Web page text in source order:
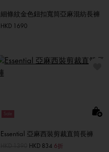
細條紋金色鈕扣寬筒亞麻混紡長褲
HKD 1690
Sale
Essential 亞麻西裝剪裁直筒長褲
至HKD 834 6折